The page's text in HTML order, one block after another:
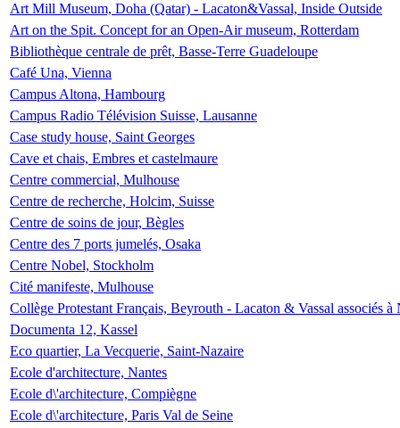
Art Mill Museum, Doha (Qatar) - Lacaton&Vassal, Inside Outside
Art on the Spit. Concept for an Open-Air museum, Rotterdam
Bibliothèque centrale de prêt, Basse-Terre Guadeloupe
Café Una, Vienna
Campus Altona, Hambourg
Campus Radio Télévision Suisse, Lausanne
Case study house, Saint Georges
Cave et chais, Embres et castelmaure
Centre commercial, Mulhouse
Centre de recherche, Holcim, Suisse
Centre de soins de jour, Bègles
Centre des 7 ports jumelés, Osaka
Centre Nobel, Stockholm
Cité manifeste, Mulhouse
Collège Protestant Français, Beyrouth - Lacaton & Vassal associés
Documenta 12, Kassel
Eco quartier, La Vecquerie, Saint-Nazaire
Ecole d'architecture, Nantes
Ecole d\'architecture, Compiègne
Ecole d\'architecture, Paris Val de Seine